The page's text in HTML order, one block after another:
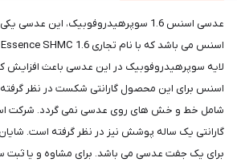
عدسی اسنس 1.6 سوپرهیدروفوبیک، این
لایه سوپرهیدروفوبیک در این عدسی باعث
اسنس برای این محصول گارانتی شکست در نظر گرفته
شامل خط و خش های روی عدسی نمی گردد. شرکت
گارانتی یک ساله پوشش نیز در نظر گرفته است.
برای یک جفت عدسی می باشد. برای مشاوه و یا